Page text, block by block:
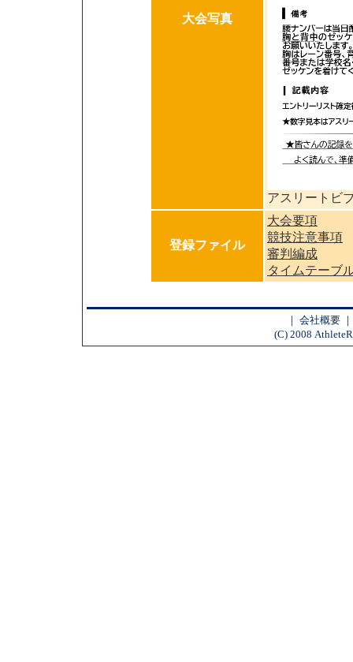
大会写真
アスリートビ
登録ファイル
大会要項
競技注意事項
審判編成
タイムテーブ
｜ 会社概要
(C) 2008